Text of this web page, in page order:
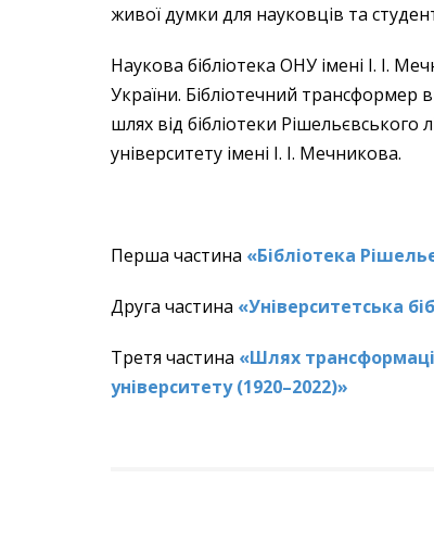
живої думки для науковців та
Наукова бібліотека ОНУ імені І. І.
України. Бібліотечний трансформер
шлях від бібліотеки
університету імені І. І. Мечникова.
Перша частина «Бібліотека
Друга частина «Університетська
Третя частина «Шлях
університету (1920–2022)»